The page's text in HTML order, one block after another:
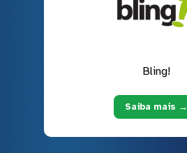
Bling!
Saiba mais →